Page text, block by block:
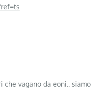
vagano da eoni.. siamo